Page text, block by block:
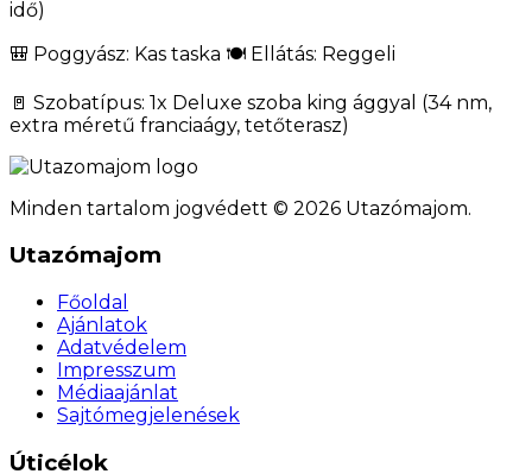
idő)
🎒 Poggyász: Kas taska 🍽️ Ellátás: Reggeli
🚪 Szobatípus: 1x Deluxe szoba king ággyal (34 nm,
extra méretű franciaágy, tetőterasz)
Minden tartalom jogvédett © 2026 Utazómajom.
Utazómajom
Főoldal
Ajánlatok
Adatvédelem
Impresszum
Médiaajánlat
Sajtómegjelenések
Úticélok